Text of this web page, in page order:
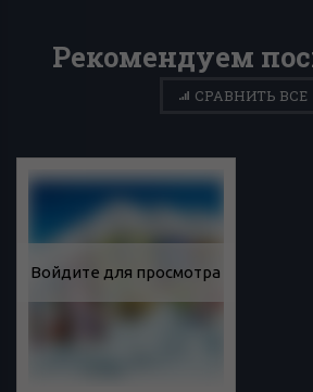
Рекомендуем
СРАВНИТЬ ВСЕ
Войдите для просмотра